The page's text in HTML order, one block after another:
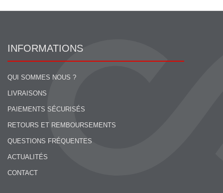
INFORMATIONS
QUI SOMMES NOUS ?
LIVRAISONS
PAIEMENTS SÉCURISÉS
RETOURS ET REMBOURSEMENTS
QUESTIONS FRÉQUENTES
ACTUALITÉS
CONTACT